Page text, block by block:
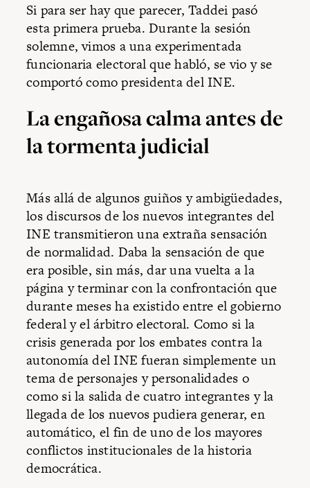
Si para ser hay que parecer, Taddei pasó
esta primera prueba. Durante la sesión
solemne, vimos a una experimentada
funcionaria electoral que habló, se vio y se
comportó como presidenta del INE.
La engañosa calma antes de
la tormenta judicial
Más allá de algunos guiños y ambigüedades,
los discursos de los nuevos integrantes del
INE transmitieron una extraña sensación
de normalidad. Daba la sensación de que
era posible, sin más, dar una vuelta a la
página y terminar con la confrontación que
durante meses ha existido entre el gobierno
federal y el árbitro electoral. Como si la
crisis generada por los embates contra la
autonomía del INE fueran simplemente un
tema de personajes y personalidades o
como si la salida de cuatro integrantes y la
llegada de los nuevos pudiera generar, en
automático, el fin de uno de los mayores
conflictos institucionales de la historia
democrática.